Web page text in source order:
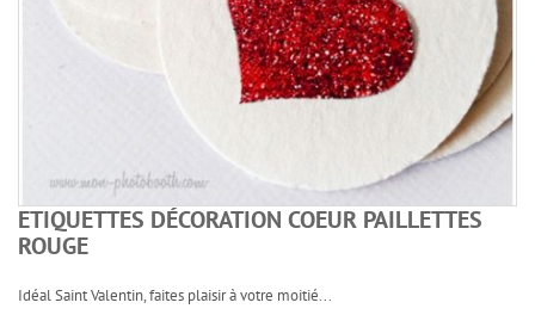
ETIQUETTES DÉCORATION COEUR PAILLETTES
ROUGE
Idéal Saint Valentin, faites plaisir à votre moitié...